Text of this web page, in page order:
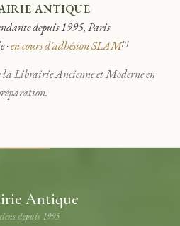
ANTIQUE
depuis 1995, Paris
·en cours d'adhésion SLAM[*]
Librairie Ancienne et Moderne en
Antique
depuis 1995